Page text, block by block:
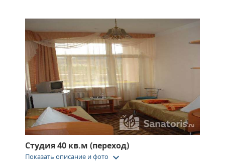
Студия 40 кв.м (переход)
Показать описание и фото keyboard_arrow_down